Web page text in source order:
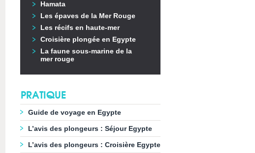
Hamata
Les épaves de la Mer Rouge
Les récifs en haute-mer
Croisière plongée en Egypte
La faune sous-marine de la
mer rouge
PRATIQUE
Guide de voyage en Egypte
L’avis des plongeurs : Séjour Egypte
L’avis des plongeurs : Croisière Egypte